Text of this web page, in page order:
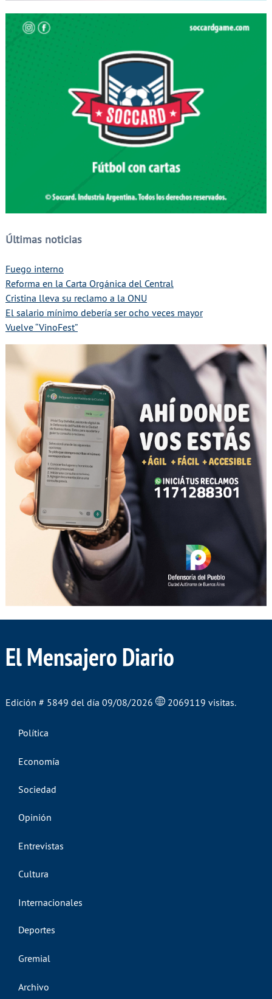
Últimas noticias
Fuego interno
Reforma en la Carta Orgánica del Central
Cristina lleva su reclamo a la ONU
El salario mínimo debería ser ocho veces mayor
Vuelve “VinoFest”
El Mensajero Diario
Edición # 5849 del día 09/08/2026 2069119 visitas.
Política
Economía
Sociedad
Opinión
Entrevistas
Cultura
Internacionales
Deportes
Gremial
Archivo